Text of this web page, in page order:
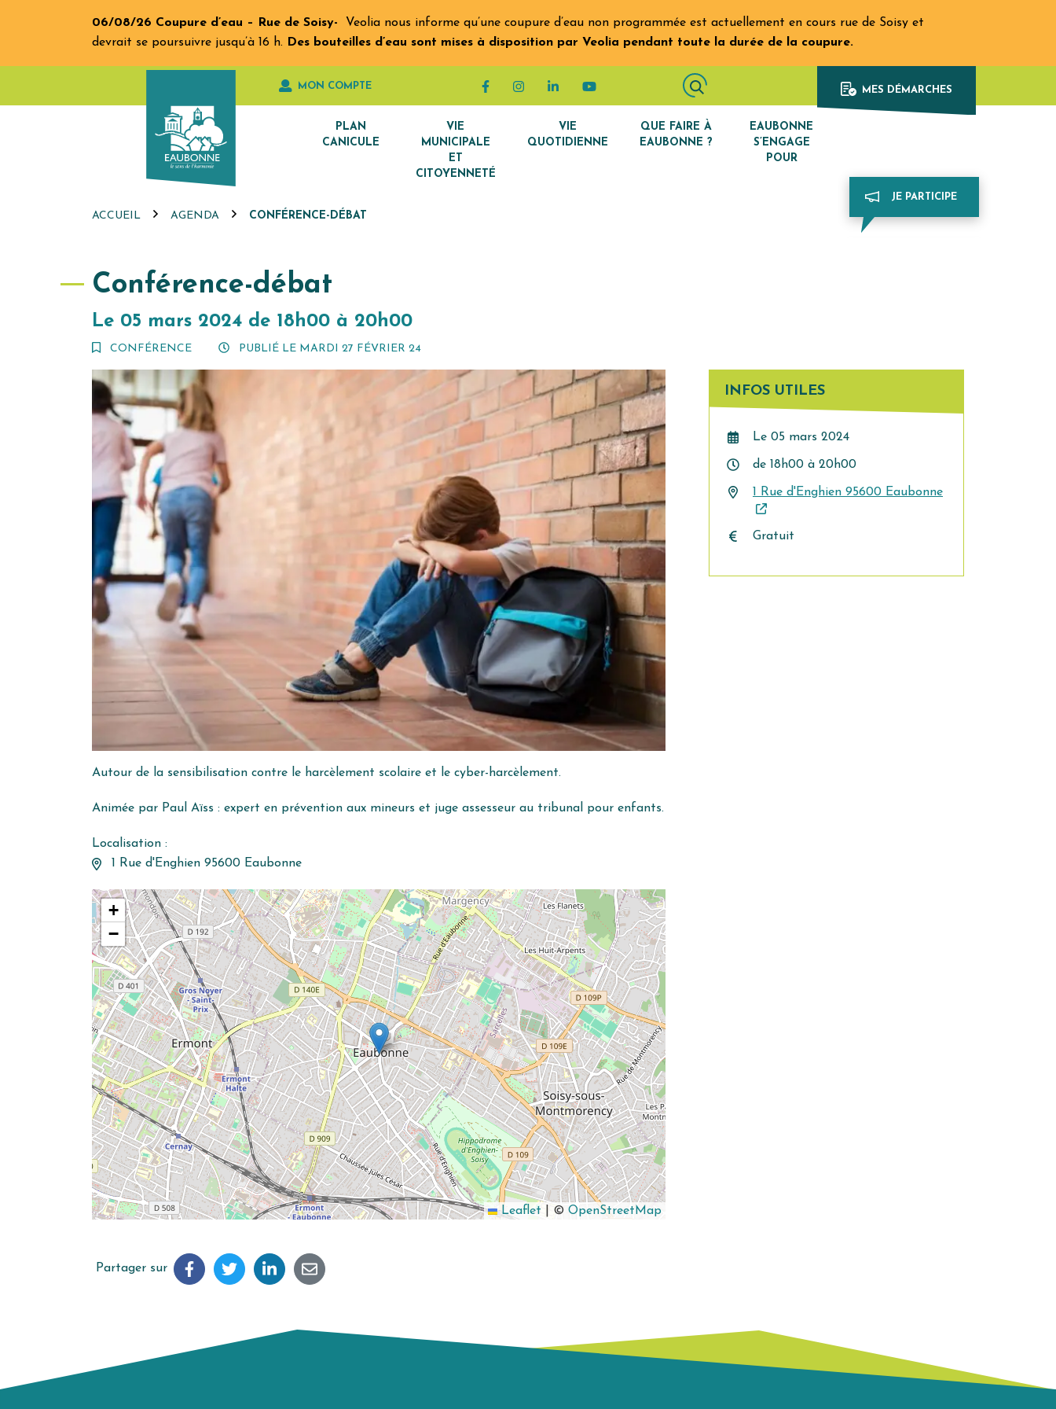
06/08/26 Coupure d’eau – Rue de Soisy-
Veolia nous informe qu’une coupure d’eau non programmée est actuellement en cours rue de Soisy et
devrait se poursuivre jusqu’à 16 h.
Des bouteilles d’eau sont mises à disposition par Veolia pendant toute la durée de la coupure.
MON COMPTE Lien vers le compte Facebook
Lien vers le compte Instagram
Lien vers le compte Linkedin
Lien vers la chaîne YoutubeAfficher la recherche
MES DÉMARCHES
PLAN
CANICULE
VIE
MUNICIPALE
ET
CITOYENNETÉ
VIE
QUOTIDIENNE
QUE FAIRE À
EAUBONNE ?
EAUBONNE
S’ENGAGE
POUR
JE PARTICIPE
ACCUEIL AGENDA CONFÉRENCE-DÉBAT
Conférence-débat
Le 05 mars 2024 de 18h00 à 20h00
CONFÉRENCE PUBLIÉ LE MARDI 27 FÉVRIER 24
Autour de la sensibilisation contre le harcèlement scolaire et le cyber-harcèlement.
Animée par Paul Aïss : expert en prévention aux mineurs et juge assesseur au tribunal pour enfants.
Localisation :
1 Rue d'Enghien 95600 Eaubonne
+
−
Leaflet © OpenStreetMap
INFOS UTILES
Le 05 mars 2024
de 18h00 à 20h00
1 Rue d'Enghien 95600 Eaubonne
Gratuit
Partager sur